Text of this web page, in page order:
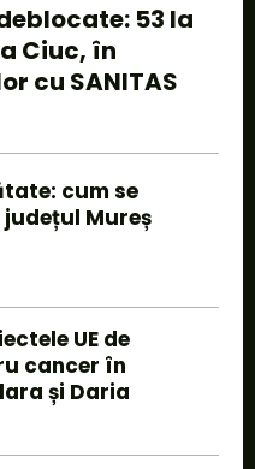
53 la
Ciuc, în
cu SANITAS
cum se
Mureș
UE de
cancer în
și Daria